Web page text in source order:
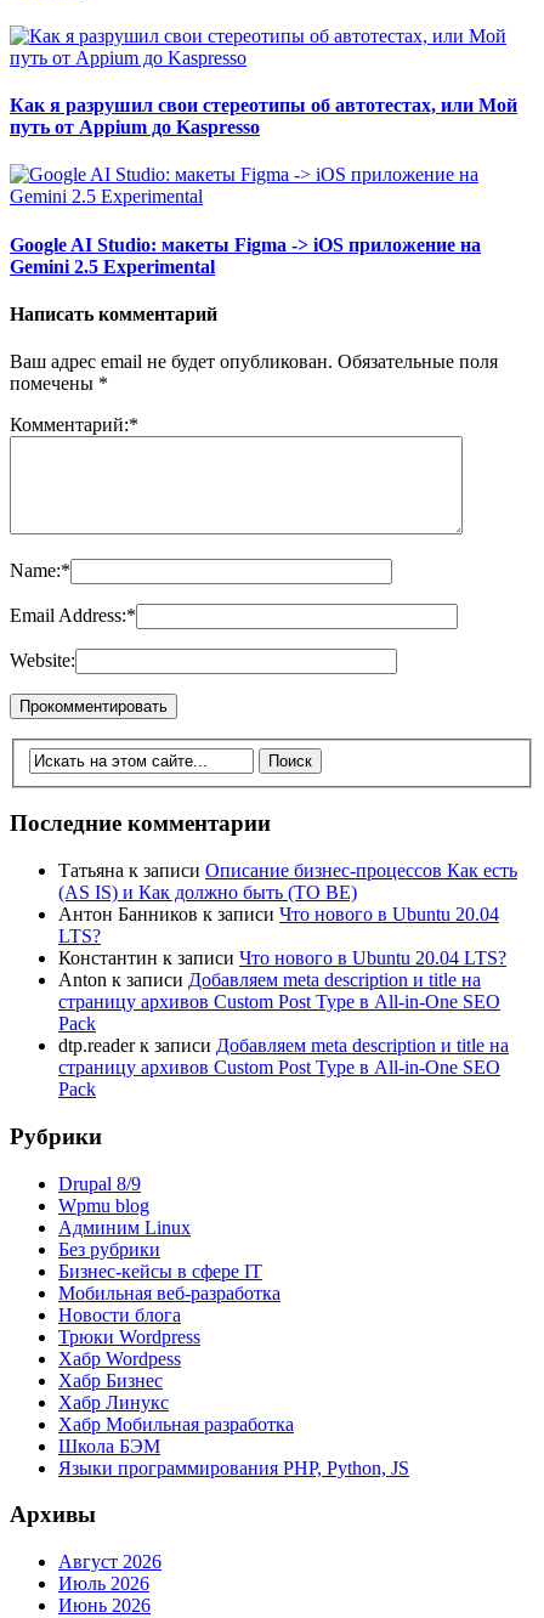
Как я разрушил свои стереотипы об автотестах, или Мой
путь от Appium до Kaspresso
Google AI Studio: макеты Figma -> iOS приложение на
Gemini 2.5 Experimental
Написать комментарий
Ваш адрес email не будет опубликован. Обязательные поля
помечены *
Комментарий:*
Name:*
Email Address:*
Website:
Последние комментарии
Татьяна к записи Описание бизнес-процессов Как есть
(AS IS) и Как должно быть (TO BE)
Антон Банников к записи Что нового в Ubuntu 20.04
LTS?
Константин к записи Что нового в Ubuntu 20.04 LTS?
Anton к записи Добавляем meta description и title на
страницу архивов Custom Post Type в All-in-One SEO
Pack
dtp.readerк записи Добавляем meta description и title на
страницу архивов Custom Post Type в All-in-One SEO
Pack
Рубрики
Drupal 8/9
Wpmu blog
Админим Linux
Без рубрики
Бизнес-кейсы в сфере IT
Мобильная веб-разработка
Новости блога
Трюки Wordpress
Хабр Wordpess
Хабр Бизнес
Хабр Линукс
Хабр Мобильная разработка
Школа БЭМ
Языки программирования PHP, Python, JS
Архивы
Август 2026
Июль 2026
Июнь 2026